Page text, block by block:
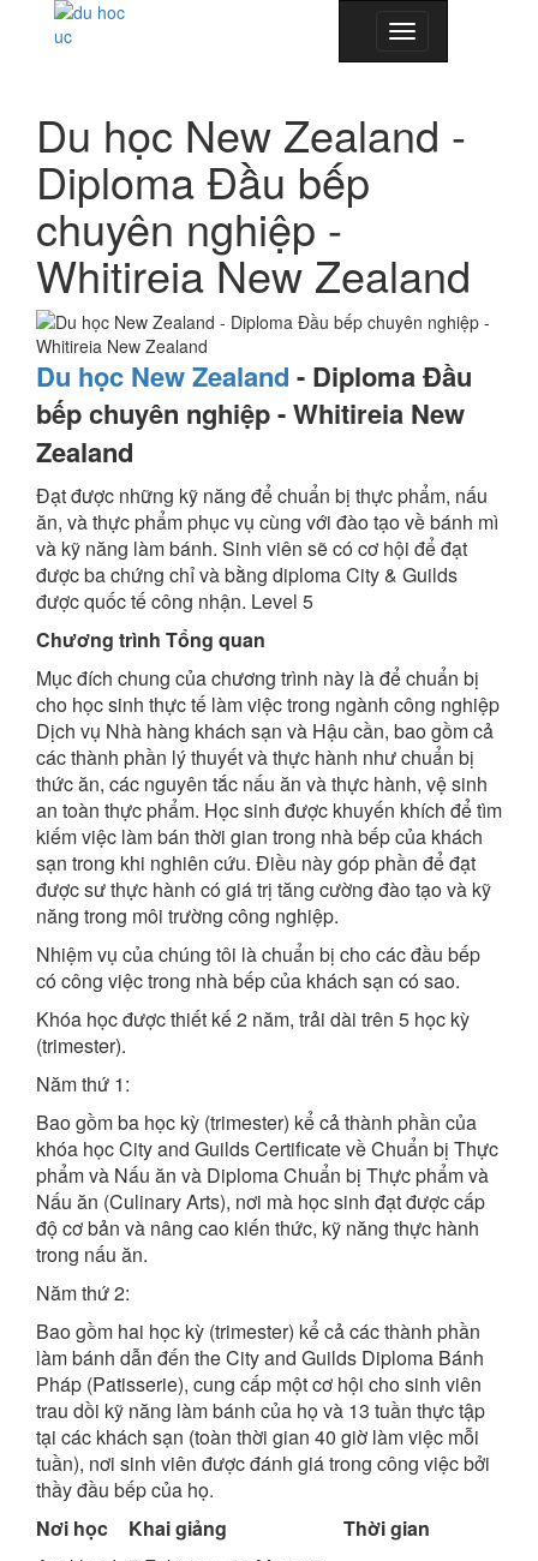
Toggle
navigation
Du học New Zealand -
Diploma Đầu bếp
chuyên nghiệp -
Whitireia New Zealand
Du học New Zealand - Diploma Đầu
bếp chuyên nghiệp-Whitireia New
Zealand
Đạt được những kỹ năng để chuẩn bị thực phẩm, nấu
ăn, và thực phẩm phục vụ cùng với đào tạo về bánh mì
và kỹ năng làm bánh. Sinh viên sẽ có cơ hội để đạt
được ba chứng chỉ và bằng diploma City & Guilds
được quốc tế công nhận. Level 5
Chương trình Tổng quan
Mục đích chung của chương trình này là để chuẩn bị
cho học sinh thực tế làm việc trong ngành công nghiệp
Dịch vụ Nhà hàng khách sạn và Hậu cần, bao gồm cả
các thành phần lý thuyết và thực hành như chuẩn bị
thức ăn, các nguyên tắc nấu ăn và thực hành, vệ sinh
an toàn thực phẩm. Học sinh được khuyến khích để tìm
kiếm việc làm bán thời gian trong nhà bếp của khách
sạn trong khi nghiên cứu. Điều này góp phần để đạt
được sư thực hành có giá trị tăng cường đào tạo và kỹ
năng trong môi trường công nghiệp.
Nhiệm vụ của chúng tôi là chuẩn bị cho các đầu bếp
có công việc trong nhà bếp của khách sạn có sao.
Khóa học được thiết kế 2 năm, trải dài trên 5 học kỳ
(trimester).
Năm thứ 1:
Bao gồm ba học kỳ (trimester) kể cả thành phần của
khóa học City and Guilds Certificate về Chuẩn bị Thực
phẩm và Nấu ăn và Diploma Chuẩn bị Thực phẩm và
Nấu ăn (Culinary Arts), nơi mà học sinh đạt được cấp
độ cơ bản và nâng cao kiến thức, kỹ năng thực hành
trong nấu ăn.
Năm thứ 2:
Bao gồm hai học kỳ (trimester) kể cả các thành phần
làm bánh dẫn đến the City and Guilds Diploma Bánh
Pháp (Patisserie), cung cấp một cơ hội cho sinh viên
trau dồi kỹ năng làm bánh của họ và 13 tuần thực tập
tại các khách sạn (toàn thời gian 40 giờ làm việc mỗi
tuần), nơi sinh viên được đánh giá trong công việc bởi
thầy đầu bếp của họ.
Nơi học
Khai giảng
Thời gian